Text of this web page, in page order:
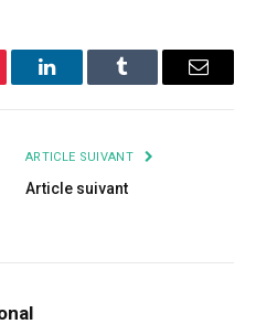
LinkedInTumblr
ARTICLE SUIVANT
Article suivant